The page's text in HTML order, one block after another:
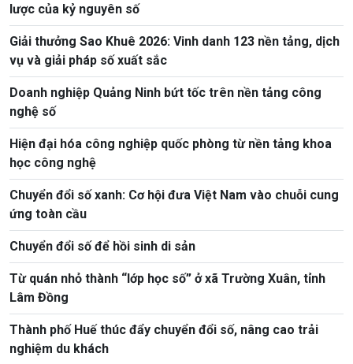
lược của kỷ nguyên số
Giải thưởng Sao Khuê 2026: Vinh danh 123 nền tảng, dịch
vụ và giải pháp số xuất sắc
Doanh nghiệp Quảng Ninh bứt tốc trên nền tảng công
nghệ số
Hiện đại hóa công nghiệp quốc phòng từ nền tảng khoa
học công nghệ
Chuyển đổi số xanh: Cơ hội đưa Việt Nam vào chuỗi cung
ứng toàn cầu
Chuyển đổi số để hồi sinh di sản
Từ quán nhỏ thành “lớp học số” ở xã Trường Xuân, tỉnh
Lâm Đồng
Thành phố Huế thúc đẩy chuyển đổi số, nâng cao trải
nghiệm du khách